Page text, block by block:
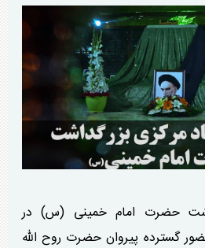
حضرت امام خمینی (س) در
گسترده پیروان حضرت روح الله